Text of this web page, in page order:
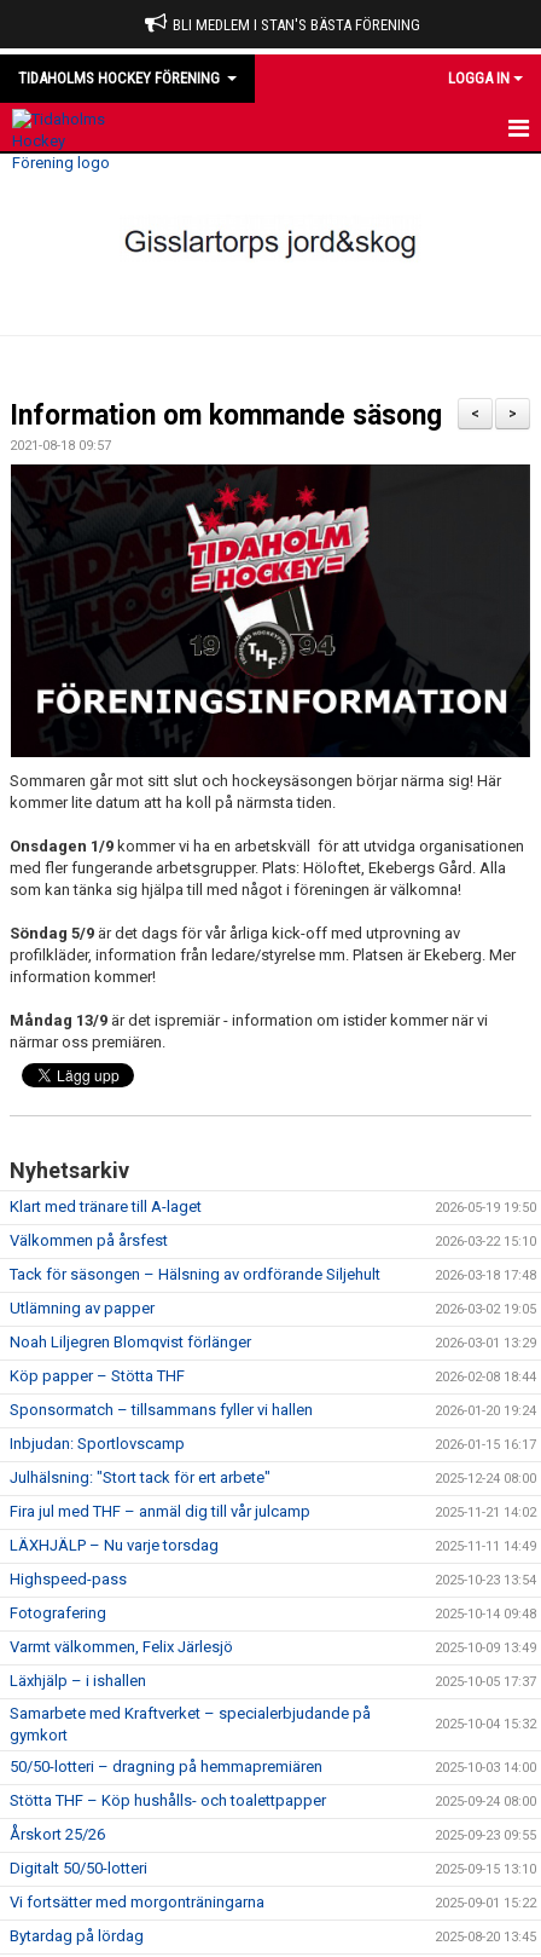
BLI MEDLEM I STAN'S BÄSTA FÖRENING
TIDAHOLMS HOCKEY FÖRENING LOGGA IN
MATCHER
DOMARE
MEDLEM
KIOSKEN
THF UNGDOMSPOLICY - RÖDA TRÅD
PROFILKLÄDER
BILDGALLERI
TRISSBOLAGET
DOKUMENT
FÖRSÄKRING
>
<
Information om kommande säsong
2021-08-18 09:57
Sommaren går mot sitt slut och hockeysäsongen börjar närma sig! Här
kommer lite datum att ha koll på närmsta tiden.
Onsdagen 1/9 kommer vi ha en arbetskväll för att utvidga organisationen
med fler fungerande arbetsgrupper. Plats: Höloftet, Ekebergs Gård. Alla
som kan tänka sig hjälpa till med något i föreningen är välkomna!
Söndag 5/9 är det dags för vår årliga kick-off med utprovning av
profilkläder, information från ledare/styrelse mm. Platsen är Ekeberg. Mer
information kommer!
Måndag 13/9 är det ispremiär - information om istider kommer när vi
närmar oss premiären.
Nyhetsarkiv
Klart med tränare till A-laget 2026-05-19 19:50
Välkommen på årsfest 2026-03-22 15:10
Tack för säsongen – Hälsning av ordförande Siljehult 2026-03-18 17:48
Utlämning av papper 2026-03-02 19:05
Noah Liljegren Blomqvist förlänger 2026-03-01 13:29
Köp papper – Stötta THF 2026-02-08 18:44
Sponsormatch – tillsammans fyller vi hallen 2026-01-20 19:24
Inbjudan: Sportlovscamp 2026-01-15 16:17
Julhälsning: "Stort tack för ert arbete" 2025-12-24 08:00
Fira jul med THF – anmäl dig till vår julcamp 2025-11-21 14:02
LÄXHJÄLP – Nu varje torsdag 2025-11-11 14:49
Highspeed-pass 2025-10-23 13:54
Fotografering 2025-10-14 09:48
Varmt välkommen, Felix Järlesjö 2025-10-09 13:49
Läxhjälp – i ishallen 2025-10-05 17:37
Samarbete med Kraftverket – specialerbjudande på
gymkort
2025-10-04 15:32
50/50-lotteri – dragning på hemmapremiären 2025-10-03 14:00
Stötta THF – Köp hushålls- och toalettpapper 2025-09-24 08:00
Årskort 25/26 2025-09-23 09:55
Digitalt 50/50-lotteri 2025-09-15 13:10
Vi fortsätter med morgonträningarna 2025-09-01 15:22
Bytardag på lördag 2025-08-20 13:45